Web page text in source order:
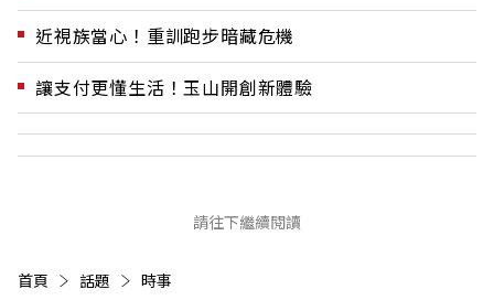
近視族當心！重訓跑步暗藏危機
讓支付更懂生活！玉山開創新體驗
請往下繼續閱讀
首頁 話題 時事